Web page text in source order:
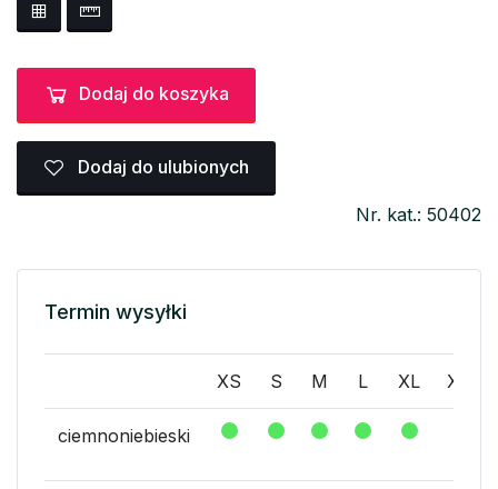
Dodaj do koszyka
Dodaj do ulubionych
Nr. kat.: 50402
Termin wysyłki
XS S M L XL XXL
ciemnoniebieski